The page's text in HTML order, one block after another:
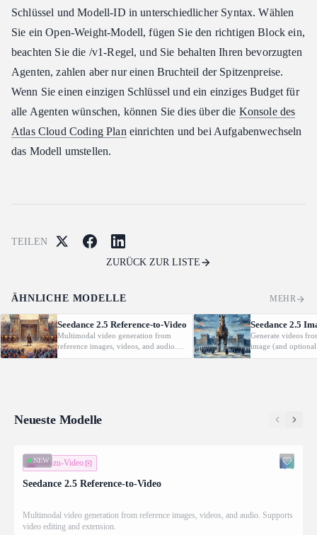
Schlüssel und Modell-ID in unterschiedlicher Syntax. Wählen
Sie ein Open-Weight-Modell, fügen Sie den richtigen Block ein,
beachten Sie die /v1-Regel, und Sie behalten Ihren bevorzugten
Agenten, zahlen aber nur einen Bruchteil der Spitzenpreise.
Wenn Sie einen einzigen Schlüssel und ein einziges Budget für
alle Agenten wünschen, können Sie dies über die Konsole des
Atlas Cloud Coding Plan einrichten und bei Aufgabenwechseln
das Modell umstellen.
TEILEN
ZURÜCK ZUR LISTE
ÄHNLICHE MODELLE MEHR
Seedance 2.5 Reference-to-Video
Multimodal video generation from
reference images, videos, and audio.
Supports video editing and extension.
Seedance 2.5
Generate videos
image (and
with native audio.
Neueste Modelle
NEW
Bild-zu-Video
Seedance 2.5 Reference-to-Video
Multimodal video generation from reference images, videos, and audio. Supports
video editing and extension.